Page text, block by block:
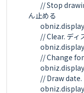
ん止める
        obniz.display.drawing(false);
        obniz.display.clear();
        obniz.display.font(null, 20);
        obniz.display.print(datetime[0]);